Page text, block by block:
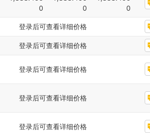
0
0
0
登录后可查看详细价格
登录后可查看详细价格
登录后可查看详细价格
登录后可查看详细价格
登录后可查看详细价格